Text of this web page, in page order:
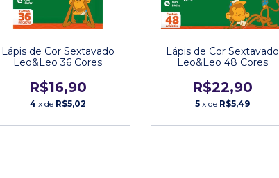
Lápis de Cor Sextavado
Leo&Leo 36 Cores
R$16,90
4 x de R$5,02
Lápis de Cor Sextavado
Leo&Leo 48 Cores
R$22,90
5 x de R$5,49